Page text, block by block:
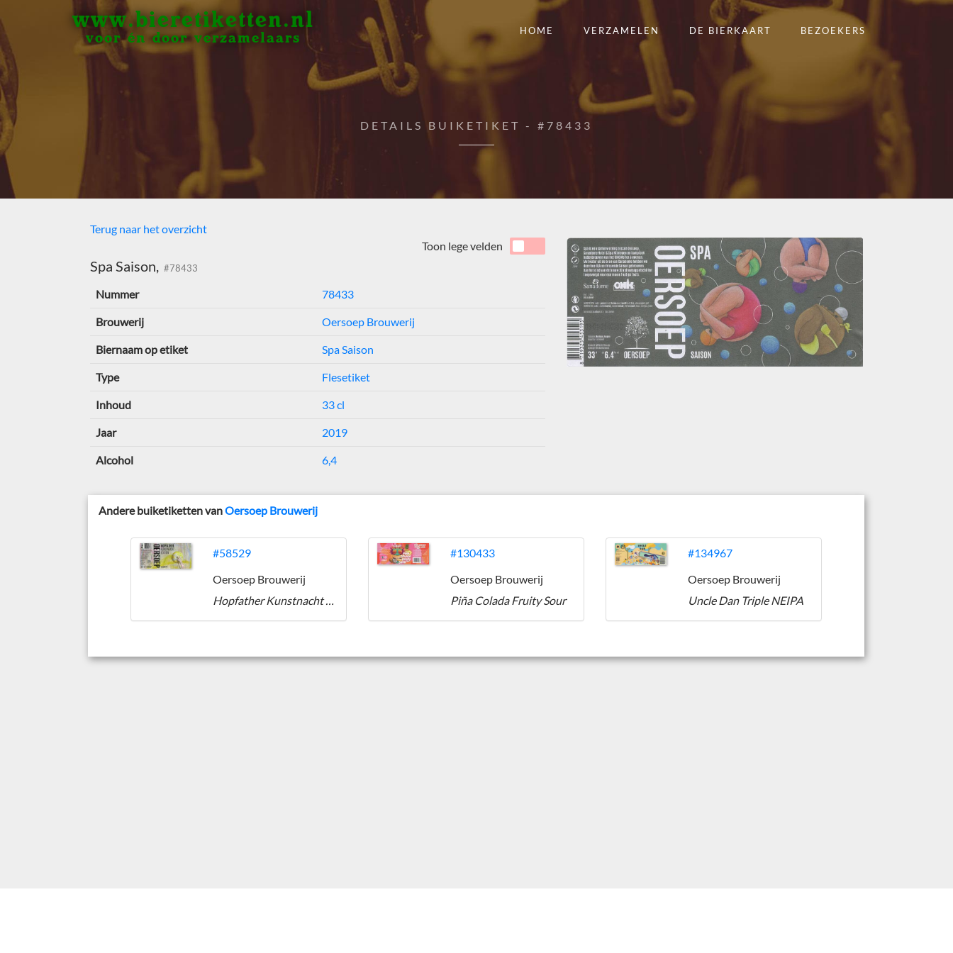
www.bieretiketten.nl
voor én door verzamelaars
HOME VERZAMELEN DE BIERKAART BEZOEKERS
DETAILS BUIKETIKET - #78433
Terug naar het overzicht
Spa Saison, #78433
Toon lege velden
Nummer 78433
Brouwerij Oersoep Brouwerij
Biernaam op etiket Spa Saison
Type Flesetiket
Inhoud 33 cl
Jaar 2019
Alcohol 6,4
Andere buiketiketten vanOersoep Brouwerij
#58529
Oersoep Brouwerij
Hopfather Kunstnacht Edition Session IPA
#130433
Oersoep Brouwerij
Piña Colada Fruity Sour
#134967
Oersoep Brouwerij
Uncle Dan Triple NEIPA